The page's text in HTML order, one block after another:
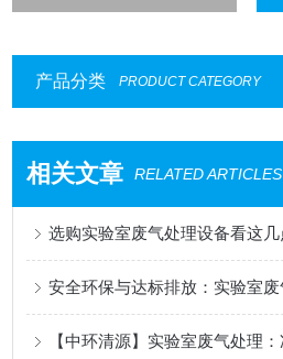
产品分类 PRODUCT CATEGORY
相关文章 RELATED ARTICLES